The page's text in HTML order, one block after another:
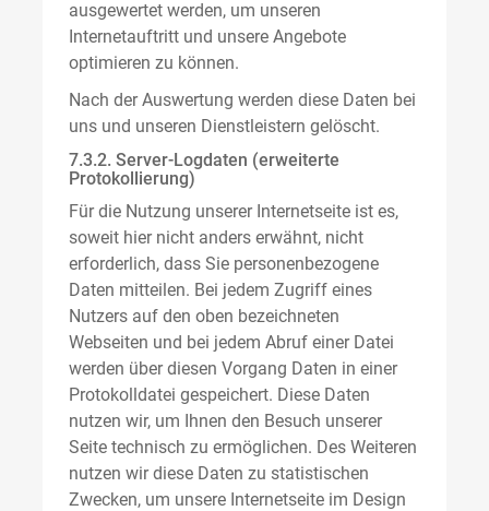
ausgewertet werden, um unseren
Internetauftritt und unsere Angebote
optimieren zu können.
Nach der Auswertung werden diese Daten bei
uns und unseren Dienstleistern gelöscht.
7.3.2. Server-Logdaten (erweiterte
Protokollierung)
Für die Nutzung unserer Internetseite ist es,
soweit hier nicht anders erwähnt, nicht
erforderlich, dass Sie personenbezogene
Daten mitteilen. Bei jedem Zugriff eines
Nutzers auf den oben bezeichneten
Webseiten und bei jedem Abruf einer Datei
werden über diesen Vorgang Daten in einer
Protokolldatei gespeichert. Diese Daten
nutzen wir, um Ihnen den Besuch unserer
Seite technisch zu ermöglichen. Des Weiteren
nutzen wir diese Daten zu statistischen
Zwecken, um unsere Internetseite im Design